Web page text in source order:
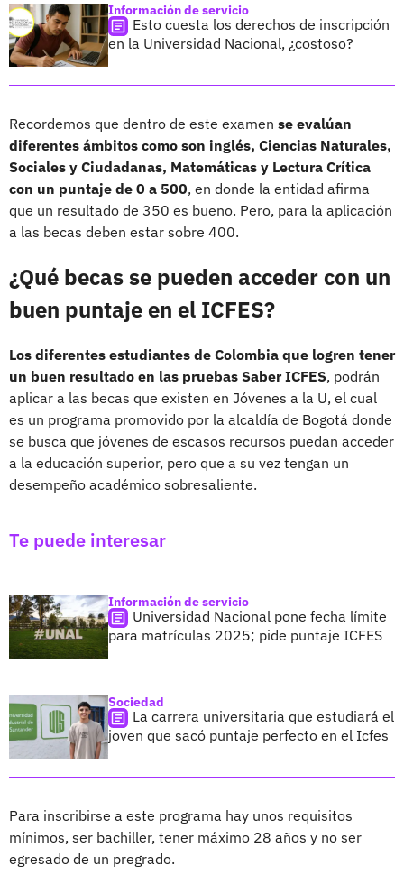
Información de servicio
Esto cuesta los derechos de inscripción
en la Universidad Nacional, ¿costoso?
Recordemos que dentro de este examen se evalúan
diferentes ámbitos como son inglés, Ciencias Naturales,
Sociales y Ciudadanas, Matemáticas y Lectura Crítica
con un puntaje de 0 a 500, en donde la entidad afirma
que un resultado de 350 es bueno. Pero, para la aplicación
a las becas deben estar sobre 400.
¿Qué becas se pueden acceder con un
buen puntaje en el ICFES?
Los diferentes estudiantes de Colombia que logren tener
un buen resultado en las pruebas Saber ICFES, podrán
aplicar a las becas que existen en Jóvenes a la U, el cual
es un programa promovido por la alcaldía de Bogotá donde
se busca que jóvenes de escasos recursos puedan acceder
a la educación superior, pero que a su vez tengan un
desempeño académico sobresaliente.
Te puede interesar
Información de servicio
Universidad Nacional pone fecha límite
para matrículas 2025; pide puntaje ICFES
Sociedad
La carrera universitaria que estudiará el
joven que sacó puntaje perfecto en el Icfes
Para inscribirse a este programa hay unos requisitos
mínimos, ser bachiller, tener máximo 28 años y no ser
egresado de un pregrado.